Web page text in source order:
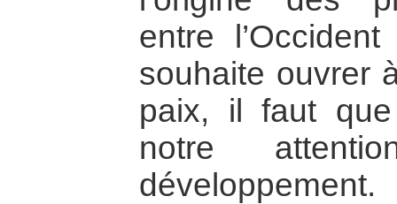
entre
souhaite ouvrer
paix, il faut
notre
développement.